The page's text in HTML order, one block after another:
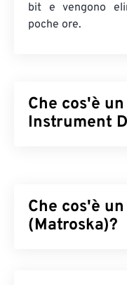
bit e vengono
poche ore.
Che cos'è
Instrument
linguaggio
digitale. A
Che cos'è
(Matroska)?